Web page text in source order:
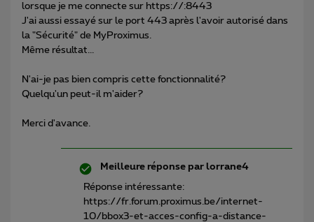
lorsque je me connecte sur https://:8443
J'ai aussi essayé sur le port 443 après l'avoir autorisé dans
la "Sécurité" de MyProximus.
Même résultat...
N'ai-je pas bien compris cette fonctionnalité?
Quelqu'un peut-il m'aider?
Merci d'avance.
Meilleure réponse par lorrane4
Réponse intéressante:
https://fr.forum.proximus.be/internet-
10/bbox3-et-acces-config-a-distance-